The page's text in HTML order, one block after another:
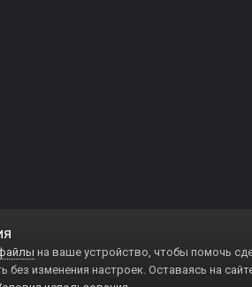
на ваше устройство, чтобы помочь
без изменения настроек. Оставаясь на